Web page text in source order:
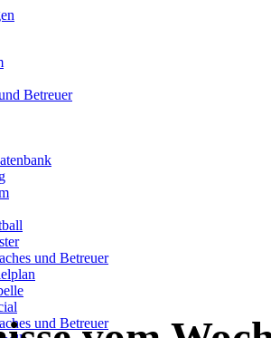
Betreuer
und Betreuer
und Betreuer